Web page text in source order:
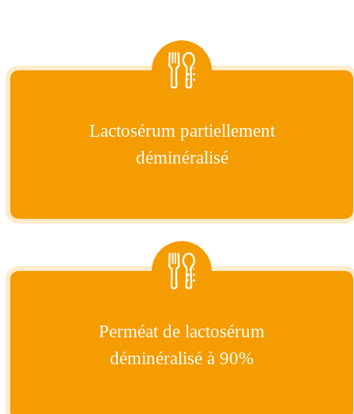
Lactosérum partiellement
déminéralisé
Perméat de lactosérum
déminéralisé à 90%